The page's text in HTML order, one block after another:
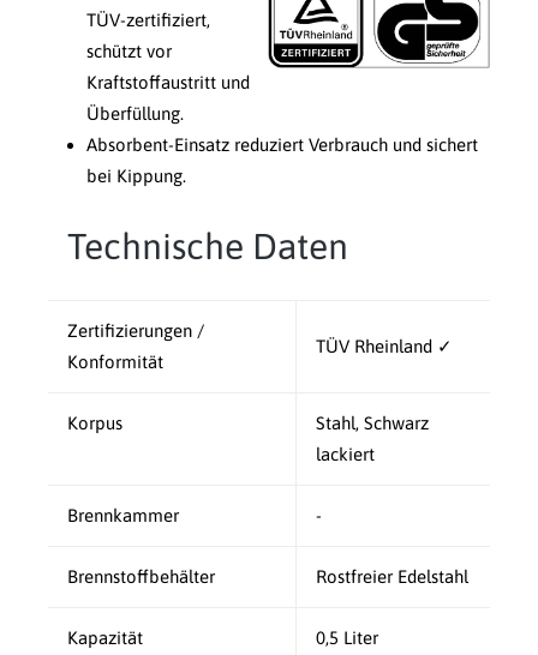
TÜV-zertifiziert,
schützt vor
Kraftstoffaustritt und
Überfüllung.
Absorbent-Einsatz reduziert Verbrauch und sichert
bei Kippung.
Technische Daten
Zertifizierungen /
Konformität
TÜV Rheinland ✓
Korpus
Stahl, Schwarz
lackiert
Brennkammer -
Brennstoffbehälter Rostfreier Edelstahl
Kapazität 0,5 Liter